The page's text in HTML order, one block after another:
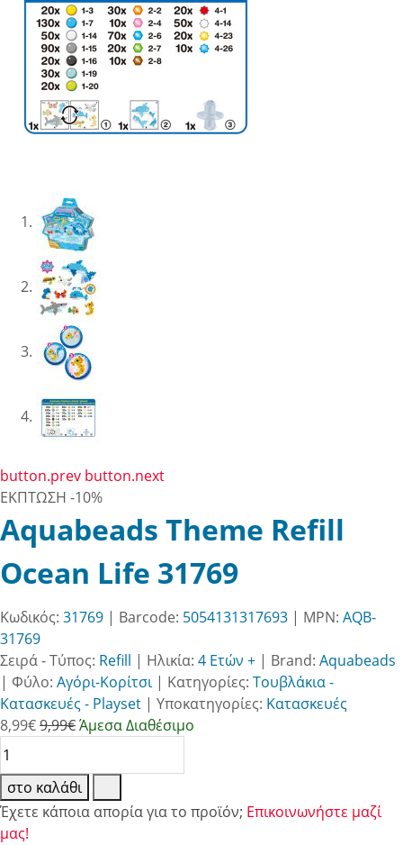
button.prev button.next
ΕΚΠΤΩΣΗ -10%
Aquabeads Theme Refill
Ocean Life 31769
Κωδικός: 31769 | Barcode: 5054131317693 | MPN: AQB-
31769
Σειρά - Τύπος: Refill | Ηλικία: 4 Ετών + | Brand: Aquabeads
| Φύλο: Αγόρι-Κορίτσι| Κατηγορίες: Τουβλάκια -
Κατασκευές - Playset | Υποκατηγορίες: Κατασκευές
8,99€9,99€Άμεσα Διαθέσιμο
στο καλάθι
Έχετε κάποια απορία για το προϊόν; Επικοινωνήστε μαζί
μας!